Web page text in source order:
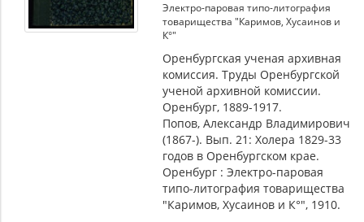
Электро-паровая типо-литография
товарищества "Каримов, Хусаинов и
К°"
Оренбургская ученая архивная
комиссия. Труды Оренбургской
ученой архивной комиссии.
Оренбург, 1889-1917.
Попов, Александр Владимирович
(1867-). Вып. 21: Холера 1829-33
годов в Оренбургском крае.
Оренбург : Электро-паровая
типо-литография товарищества
"Каримов, Хусаинов и К°", 1910.